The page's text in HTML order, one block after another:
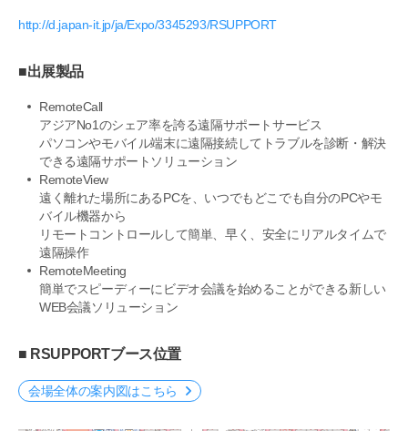
http://d.japan-it.jp/ja/Expo/3345293/RSUPPORT
■出展製品
RemoteCall
アジアNo1のシェア率を誇る遠隔サポートサービス
パソコンやモバイル端末に遠隔接続してトラブルを診断・解決
できる遠隔サポートソリューション
RemoteView
遠く離れた場所にあるPCを、いつでもどこでも自分のPCやモ
バイル機器から
リモートコントロールして簡単、早く、安全にリアルタイムで
遠隔操作
RemoteMeeting
簡単でスピーディーにビデオ会議を始めることができる新しい
WEB会議ソリューション
■ RSUPPORTブース位置
会場全体の案内図はこちら